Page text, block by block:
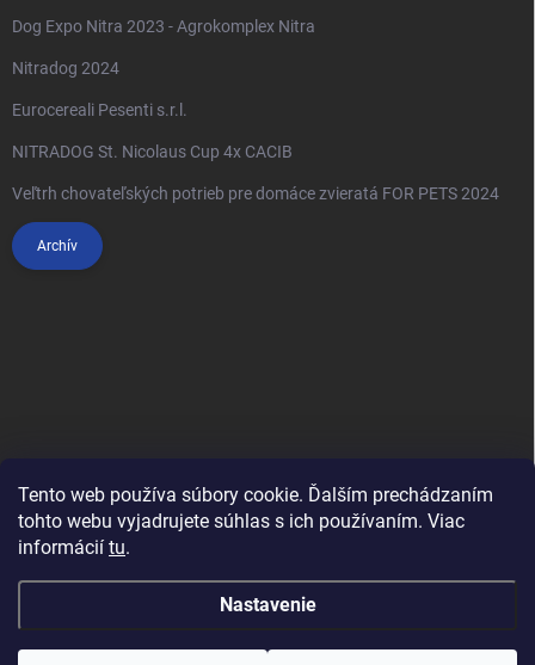
Tento web používa súbory cookie. Ďalším prechádzaním
tohto webu vyjadrujete súhlas s ich používaním. Viac
informácií tu.
Nastavenie
Dog Expo Nitra 2023 - Agrokomplex Nitra
Nitradog 2024
Eurocereali Pesenti s.r.l.
NITRADOG St. Nicolaus Cup 4x CACIB
Veľtrh chovateľských potrieb pre domáce zvieratá FOR PETS 2024
Archív
Copyright 2026Anipet.sk. Všetky práva vyhradené.Upraviť nastavenie